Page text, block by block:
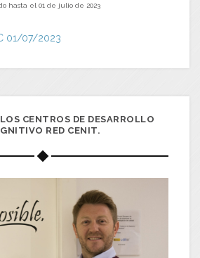
hasta el 01 de julio de 2023
CENTROS DE DESARROLLO
RED CENIT.